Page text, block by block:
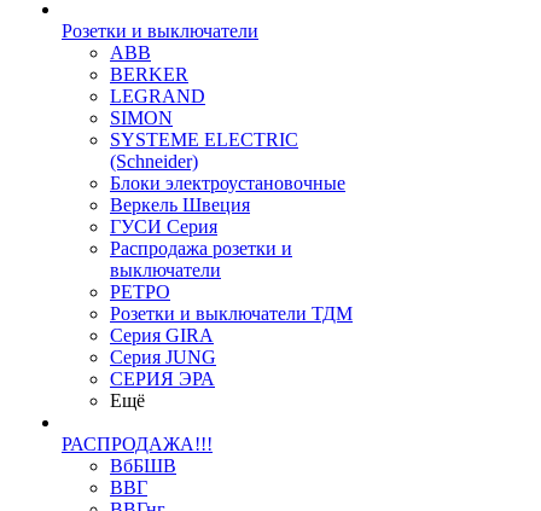
Розетки и выключатели
ABB
BERKER
LEGRAND
SIMON
SYSTEME ELECTRIC
(Schneider)
Блоки электроустановочные
Веркель Швеция
ГУСИ Серия
Распродажа розетки и
выключатели
РЕТРО
Розетки и выключатели ТДМ
Серия GIRA
Серия JUNG
СЕРИЯ ЭРА
Ещё
РАСПРОДАЖА!!!
ВбБШВ
ВВГ